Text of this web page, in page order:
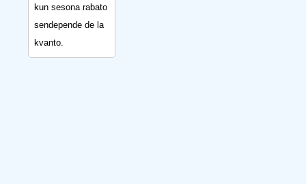
kun sesona rabato
sendepende de la
kvanto.